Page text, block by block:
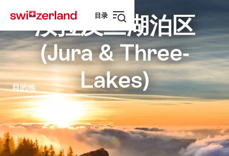
航
目录
开
导
航
汝拉及三湖泊区
(Jura & Three-
Lakes)
目的地